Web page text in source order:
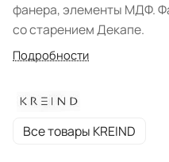
фанера, элементы МДФ.
со старением Декапе.
Подробности
Все товары KREIND